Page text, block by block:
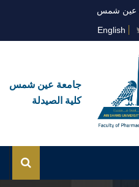
عين شمس
English
جامعة عين شمس
كلية الصيدلة